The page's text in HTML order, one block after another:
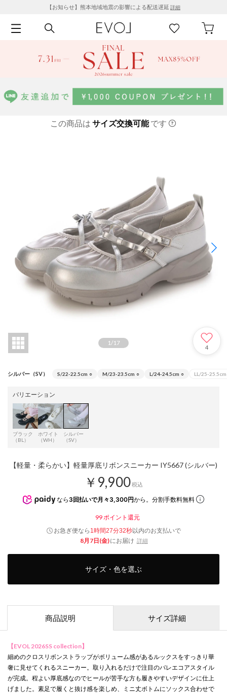
【お知らせ】熊本地域地震の影響による配送遅延 詳細
この商品は サイズ交換可能です
1 /17
4
シルバー（SV） S/22-22.5cm ○ M/23-23.5cm ○ L/24-24.5cm ○ LL/25-25.5cm
バリエーション
ブラック
（BL）
ホワイト
（WH）
シルバー
（SV）
【軽量・柔らかい】軽量厚底リボンスニーカー IY5667 (シルバー)
￥9,900税込
なら 3回払いで月々3,300円から。分割手数料無料
99ポイント還元
お急ぎ便なら 1時間27分31秒以内のお支払いで
8月7日(金)にお届け 詳細
サイズ・色を選ぶ
商品説明 サイズ詳細
【EVOL 2026SS collection】
細めのクロスリボンストラップがボリューム感があるルックスをすっきり華
奢に見せてくれるスニーカー。取り入れるだけで注目のバレエコアスタイル
が完成。程よい厚底感なのでヒールが苦手な方も履きやすいデザインに仕上
げました。素足で履くと抜け感を楽しめ、ミニ丈ボトムにソックス合わせで